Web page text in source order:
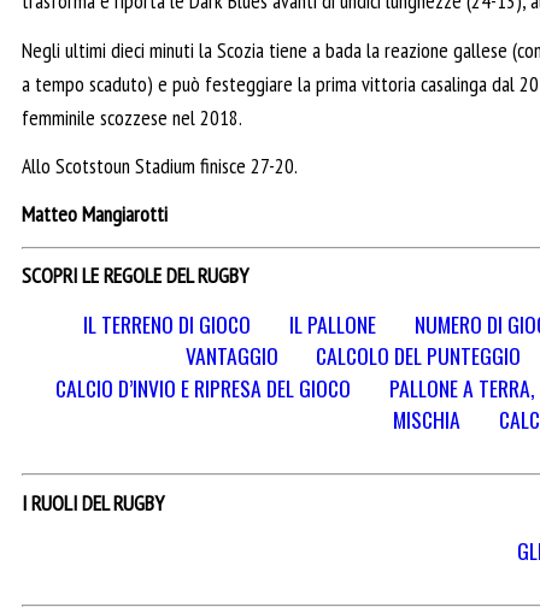
Negli ultimi dieci minuti la Scozia tiene a bada la reazione gallese
a tempo scaduto) e può festeggiare la prima vittoria casalinga dal
femminile scozzese nel 2018.
Allo Scotstoun Stadium finisce 27-20.
Matteo Mangiarotti
SCOPRI LE REGOLE DEL RUGBY
IL TERRENO DI GIOCO IL PALLONE
NUMERO DI
VANTAGGIO
CALCOLO DEL PUNTEGGIO
CALCIO D’INVIO E RIPRESA DEL GIOCO
PALLONE A
MISCHIA
I RUOLI DEL RUGBY